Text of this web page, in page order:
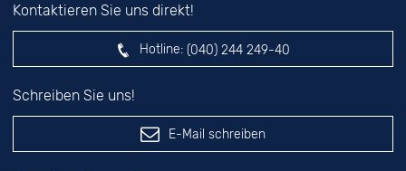
Kontaktieren Sie uns direkt!
Hotline: (040) 244 249-40
Schreiben Sie uns!
E-Mail schreiben